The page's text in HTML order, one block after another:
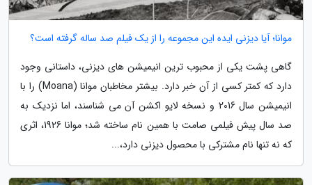
موانا؛ آیا دیزنی ایده این مجموعه را از یک فیلم صد ساله گرفته است؟
گاهی پشت یکی از محبوب ترین انیمیشن های دیزنی، داستانی وجود
دارد که کمتر کسی از آن خبر دارد. بیشتر مخاطبان موانا (Moana) را با
انیمیشن سال 2016 و نسخه لایو اکشن آن می شناسند، اما نزدیک به
صد سال پیش فیلمی صامت با همین نام ساخته شد؛ موانا 1926، اثری
که نه تنها نام مشترکی با محصول دیزنی دارد،...